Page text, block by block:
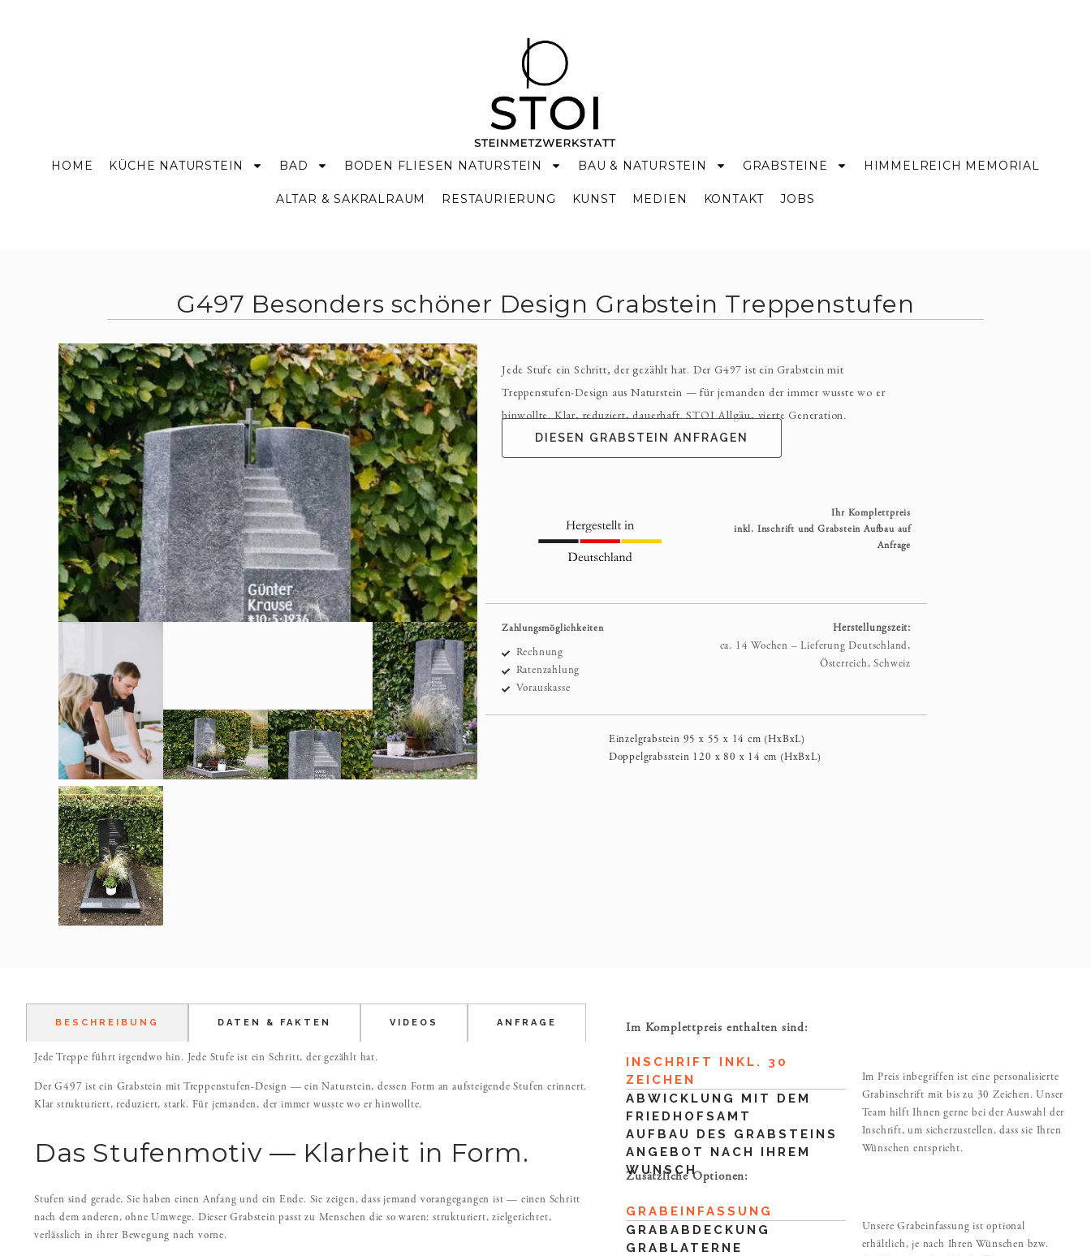
HOME KÜCHE NATURSTEIN BAD BODEN FLIESEN NATURSTEIN BAU & NATURSTEIN GRABSTEINE HIMMELREICH MEMORIAL
ALTAR & SAKRALRAUM RESTAURIERUNG KUNST MEDIEN KONTAKT JOBS
G497 Besonders schöner Design Grabstein Treppenstufen
Jede Stufe ein Schritt, der gezählt hat. Der G497 ist ein Grabstein mit
Treppenstufen-Design aus Naturstein — für jemanden der immer wusste wo er
hinwollte. Klar, reduziert, dauerhaft. STOI Allgäu, vierte Generation.
DIESEN GRABSTEIN ANFRAGEN
Ihr Komplettpreis
inkl. Inschrift und Grabstein Aufbau auf
Anfrage
Zahlungsmöglichkeiten
Rechnung
Ratenzahlung
Vorauskasse
Herstellungszeit:
ca. 14 Wochen – Lieferung Deutschland,
Österreich, Schweiz
Einzelgrabstein 95 x 55 x 14 cm (HxBxL)
Doppelgrabsstein 120 x 80 x 14 cm (HxBxL)
BESCHREIBUNG DATEN & FAKTEN VIDEOS ANFRAGE
Jede Treppe führt irgendwo hin. Jede Stufe ist ein Schritt, der gezählt hat.
Der G497 ist ein Grabstein mit Treppenstufen-Design — ein Naturstein, dessen Form an aufsteigende Stufen erinnert.
Klar strukturiert, reduziert, stark. Für jemanden, der immer wusste wo er hinwollte.
Das Stufenmotiv — Klarheit in Form.
Stufen sind gerade. Sie haben einen Anfang und ein Ende. Sie zeigen, dass jemand vorangegangen ist — einen Schritt
nach dem anderen, ohne Umwege. Dieser Grabstein passt zu Menschen die so waren: strukturiert, zielgerichtet,
verlässlich in ihrer Bewegung nach vorne.
Im Komplettpreis enthalten sind:
INSCHRIFT INKL. 30
ZEICHEN
ABWICKLUNG MIT DEM
FRIEDHOFSAMT
AUFBAU DES GRABSTEINS
ANGEBOT NACH IHREM
WUNSCH
Im Preis inbegriffen ist eine personalisierte
Grabinschrift mit bis zu 30 Zeichen. Unser
Team hilft Ihnen gerne bei der Auswahl der
Inschrift, um sicherzustellen, dass sie Ihren
Wünschen entspricht.
Zusätzliche Optionen:
GRABEINFASSUNG
GRABABDECKUNG
GRABLATERNE
Unsere Grabeinfassung ist optional
erhältlich, je nach Ihren Wünschen bzw.